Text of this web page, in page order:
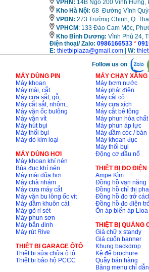
VPHN: 14B Ngõ 200 Vĩnh Hưng,
Kho Hà Nội: 68 Đường Vĩnh
VPĐN: 273 Trường Chinh, Q.
VPHCM : 133 Đào Cam Mộc,
Kho Bình Dương: Vĩnh Phú 24,
Điện thoại/ Zalo: 0986166533 *
E: thietbiplaza@gmail.com W:
Follow us on:
MÁY DÙNG PIN
Máy khoan
Máy mài, cắt
Máy cưa sắt, gỗ,..
Máy cắt sắt, nhôm,..
Máy vặn ốc bulông
Máy vặn vít
Máy hút bụi
Máy thổi bụi
Máy dò kim loại
MÁY DÙNG HƠI
Máy khoan khí nén
Búa đục khí nén
Máy mài dũa hơi
Máy chà nhám
Máy cưa máy cắt
Máy vặn bu lông ốc vít
Máy đầm khuôn cát
Máy gõ rỉ sét
Máy phun sơn
Máy bắn đinh
Máy rút Rive
THIÊT BỊ GARAGE ÔTÔ
Thiết bị sửa chữa ô tô
Thiết bị bảo hộ PCCC
MÁY CHẠY
Máy bơm nước
Máy phát điện
Máy cắt cỏ
Máy cưa xích
Máy cắt bê tông
Máy phun hóa chất
Máy phun áp lực
Máy đầm cóc / bàn
Máy khoan đục
Máy thổi bụi
Động cơ đầu nổ
THIÊT BỊ ĐO ĐIỆN
Ampe Kìm
Đồng hồ vạn năng
Đồng hồ chỉ thị pha
Đồng hồ đo trở
Đồng hồ đo điện
Ổn áp biến áp Lioa
THIỆT BỊ QUẢNG
Giá chữ x standy
Giá cuốn banner
Khung backdrop
Kệ để brochure
Quầy bán hàng
Bảng menu chỉ dẫn